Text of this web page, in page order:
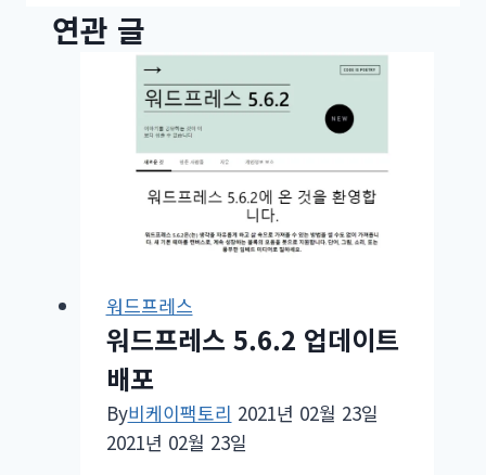
연관 글
워드프레스
워드프레스 5.6.2 업데이트
배포
By비케이팩토리 2021년 02월 23일
2021년 02월 23일